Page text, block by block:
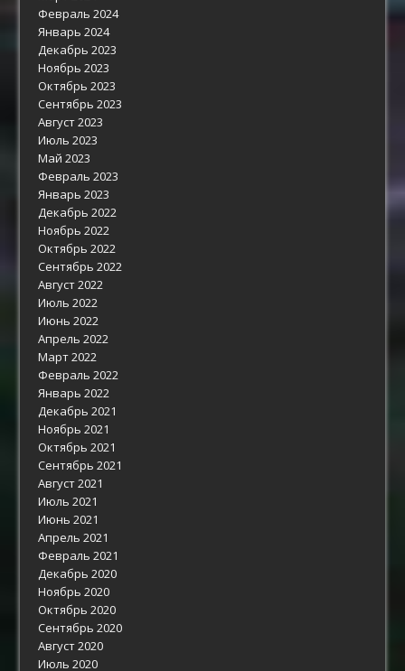
Февраль 2024
Январь 2024
Декабрь 2023
Ноябрь 2023
Октябрь 2023
Сентябрь 2023
Август 2023
Июль 2023
Май 2023
Февраль 2023
Январь 2023
Декабрь 2022
Ноябрь 2022
Октябрь 2022
Сентябрь 2022
Август 2022
Июль 2022
Июнь 2022
Апрель 2022
Март 2022
Февраль 2022
Январь 2022
Декабрь 2021
Ноябрь 2021
Октябрь 2021
Сентябрь 2021
Август 2021
Июль 2021
Июнь 2021
Апрель 2021
Февраль 2021
Декабрь 2020
Ноябрь 2020
Октябрь 2020
Сентябрь 2020
Август 2020
Июль 2020